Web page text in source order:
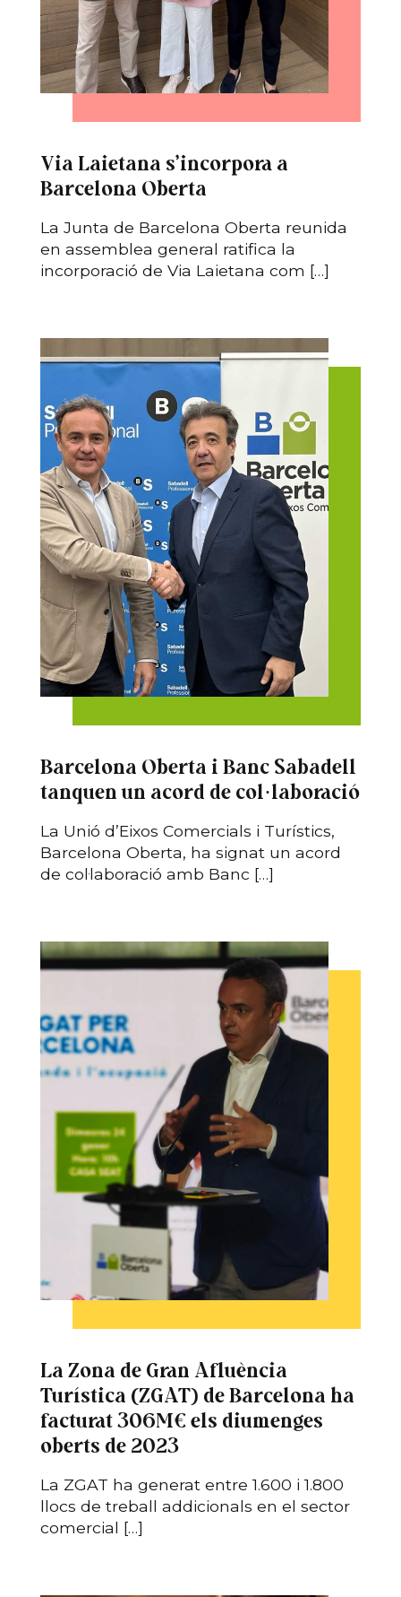
Via Laietana s’incorpora a
Barcelona Oberta
La Junta de Barcelona Oberta reunida
en assemblea general ratifica la
incorporació de Via Laietana com […]
Barcelona Oberta i Banc Sabadell
tanquen un acord de col·laboració
La Unió d’Eixos Comercials i Turístics,
Barcelona Oberta, ha signat un acord
de col·laboració amb Banc […]
La Zona de Gran Afluència
Turística (ZGAT) de Barcelona ha
facturat 306M€ els diumenges
oberts de 2023
La ZGAT ha generat entre 1.600 i 1.800
llocs de treball addicionals en el sector
comercial […]